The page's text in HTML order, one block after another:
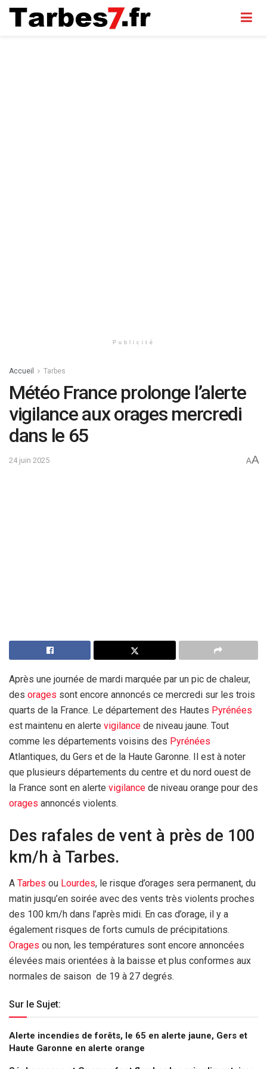
Publicité
Accueil Tarbes
Météo France prolonge l’alerte
vigilance aux orages mercredi
dans le 65
24 juin 2025 AA
Après une journée de mardi marquée par un pic de chaleur,
des orages sont encore annoncés ce mercredi sur les trois
quarts de la France. Le département des Hautes Pyrénées
est maintenu en alerte vigilance de niveau jaune. Tout
comme les départements voisins des Pyrénées
Atlantiques, du Gers et de la Haute Garonne. Il est à noter
que plusieurs départements du centre et du nord ouest de
la France sont en alerte vigilance de niveau orange pour des
orages annoncés violents.
Des rafales de vent à près de 100
km/h à Tarbes.
A Tarbes ou Lourdes, le risque d’orages sera permanent, du
matin jusqu’en soirée avec des vents très violents proches
des 100 km/h dans l’après midi. En cas d’orage, il y a
également risques de forts cumuls de précipitations.
Orages ou non, les températures sont encore annoncées
élevées mais orientées à la baisse et plus conformes aux
normales de saison de 19 à 27 degrés.
Sur le Sujet:
Alerte incendies de forêts, le 65 en alerte jaune, Gers et
Haute Garonne en alerte orange